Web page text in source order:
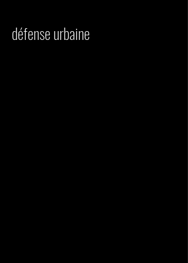
défense urbaine